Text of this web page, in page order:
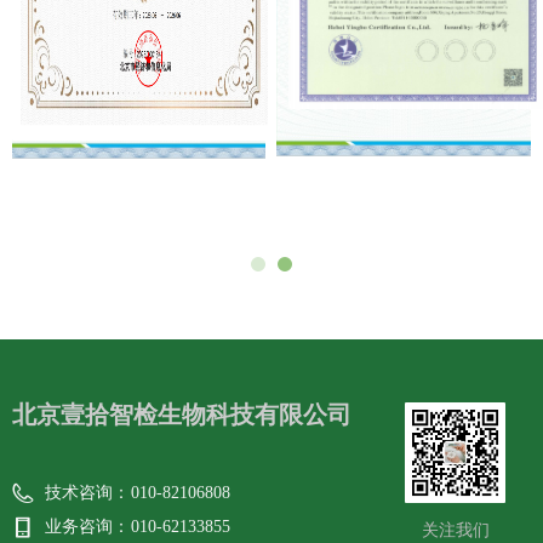
关注我们
北京壹拾智检生物科技有限公司
技术咨询： 010-82106808
业务咨询： 010-62133855